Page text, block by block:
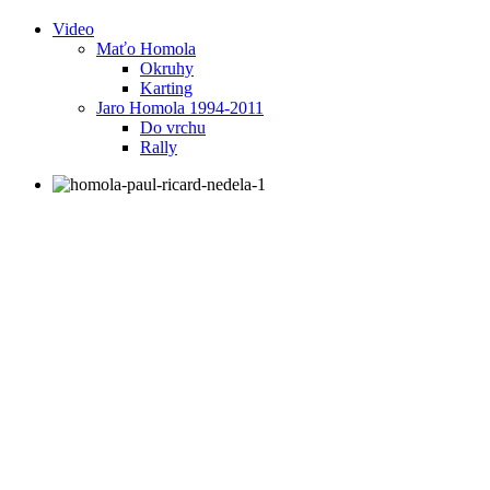
Video
Maťo Homola
Okruhy
Karting
Jaro Homola 1994-2011
Do vrchu
Rally